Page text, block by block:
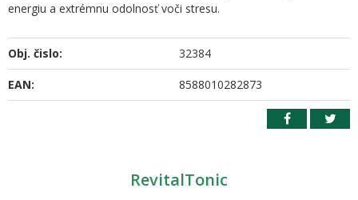
energiu a extrémnu odolnosť voči stresu.
Obj. čislo: 32384
EAN: 8588010282873
RevitalTonic